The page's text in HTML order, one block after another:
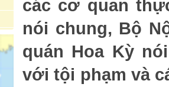
các cơ quan
nói chung, Bộ
quán Hoa Kỳ
với tội phạm và